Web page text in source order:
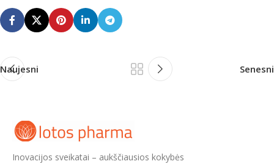
Naujesni Senesni
Inovacijos sveikatai – aukščiausios kokybės